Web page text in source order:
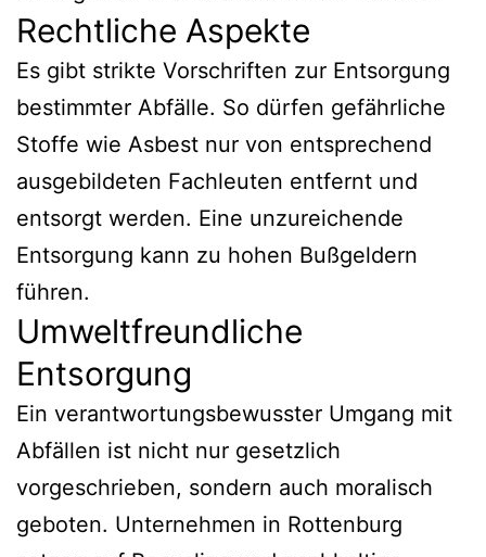
Rechtliche Aspekte
Es gibt strikte Vorschriften zur Entsorgung
bestimmter Abfälle. So dürfen gefährliche
Stoffe wie Asbest nur von entsprechend
ausgebildeten Fachleuten entfernt und
entsorgt werden. Eine unzureichende
Entsorgung kann zu hohen Bußgeldern
führen.
Umweltfreundliche
Entsorgung
Ein verantwortungsbewusster Umgang mit
Abfällen ist nicht nur gesetzlich
vorgeschrieben, sondern auch moralisch
geboten. Unternehmen in Rottenburg